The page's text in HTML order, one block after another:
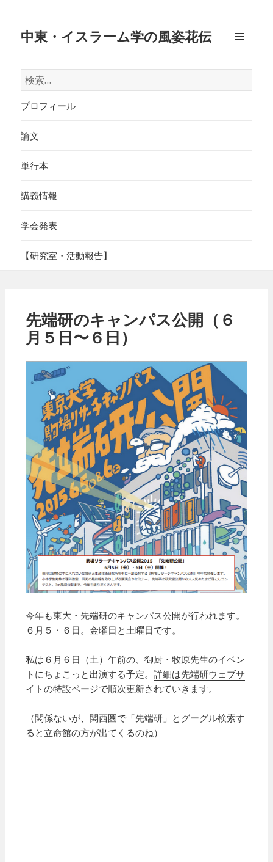
中東・イスラーム学の風姿花伝
検
索:
プロフィール
論文
単行本
講義情報
学会発表
【研究室・活動報告】
先端研のキャンパス公開（６
月５日〜６日）
今年も東大・先端研のキャンパス公開が行われます。
６月５・６日。金曜日と土曜日です。
私は６月６日（土）午前の、御厨・牧原先生のイベン
トにちょこっと出演する予定。詳細は先端研ウェブサ
イトの特設ページで順次更新されていきます。
（関係ないが、関西圏で「先端研」とグーグル検索す
ると立命館の方が出てくるのね）